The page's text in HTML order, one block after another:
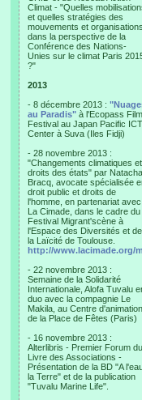
Climat - "Quelles
et quelles stratégies des
mouvements et organisations
dans la perspective de la
Conférence des Nations-
Unies sur le climat Paris
?"
2013
- 8 décembre 2013 :
au Paradis" à l'Ecopass Film
Festival au Japan Pacific ICT
Center à Suva (Iles Fidji)
- 28 novembre 2013 :
"Changements climatiques et
droits des états" par Natacha
Bracq, avocate spécialisée
droit public et droits de
l'homme, en partenariat avec
La Cimade, dans le cadre du
Festival Migrant'scène à
l'Espace des Diversités et de
la Laïcité de Toulouse.
http://www.lacimade.org/
- 22 novembre 2013 :
Semaine de la Solidarité
Internationale, Alofa Tuvalu
duo avec la compagnie Le
Makila, au Centre d'animation
de la Place de Fêtes (Paris)
- 16 novembre 2013 :
Alterlibris - Premier Forum du
Livre des Associations -
Présentation de la BD "A
la Terre" et de la publication
"Tuvalu Marine Life".